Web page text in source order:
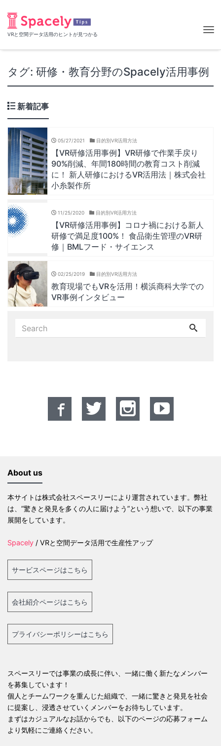
VRと空間データ活用のヒントが見つかる
タグ: 研修・教育分野のSpacely活用事例
新着記事
05/27/2021 目的別VR活用方法
【VR研修活用事例】VR研修で作業手戻り
90%削減、年間180時間の教育コスト削減
に！ 新人研修におけるVR活用法｜株式会社
小糸製作所
11/25/2020 目的別VR活用方法
【VR研修活用事例】コロナ禍における新人
研修で満足度100%！ 食品衛生管理のVR研
修｜BMLフード・サイエンス
02/25/2019 目的別VR活用方法
教育現場でもVRを活用！横浜商科大学での
VR事例インタビュー
About us
本サイトは株式会社スペースリーにより運営されています。弊社
は、”驚きと発見を多くの人に届けよう”という想いで、以下の事業
展開をしています。
Spacely / VRと空間データ活用で生産性アップ
サービスページはこちら
会社紹介ページはこちら
プライバシーポリシーはこちら
スペースリーでは事業の成長に伴い、一緒に働く新たなメンバー
を募集しています！
個人とチームワークを重んじた組織で、一緒に驚きと発見を社会
に提案し、浸透させていくメンバーをお待ちしています。
まずはカジュアルなお話からでも、以下のページの応募フォーム
より気軽にご連絡ください。